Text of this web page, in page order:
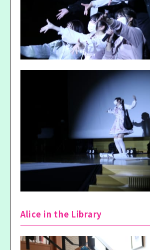
Alice in the Library